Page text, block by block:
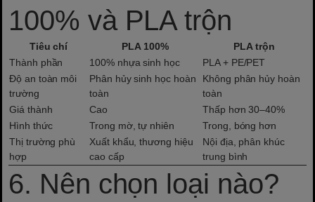
100% và PLA trộn
Tiêu chí PLA 100%
PLA trộn
Thành phần
100% nhựa sinh học
PLA + PE/PET
Độ an toàn môi
trường
Phân hủy sinh học hoàn
toàn
Không phân hủy hoàn
toàn
Giá thành
Cao
Thấp hơn 30–40%
Hình thức
Trong mờ, tự nhiên
Trong, bóng hơn
Thị trường phù
hợp
Xuất khẩu, thương hiệu
cao cấp
Nội địa, phân khúc
trung bình
6. Nên chọn loại nào?